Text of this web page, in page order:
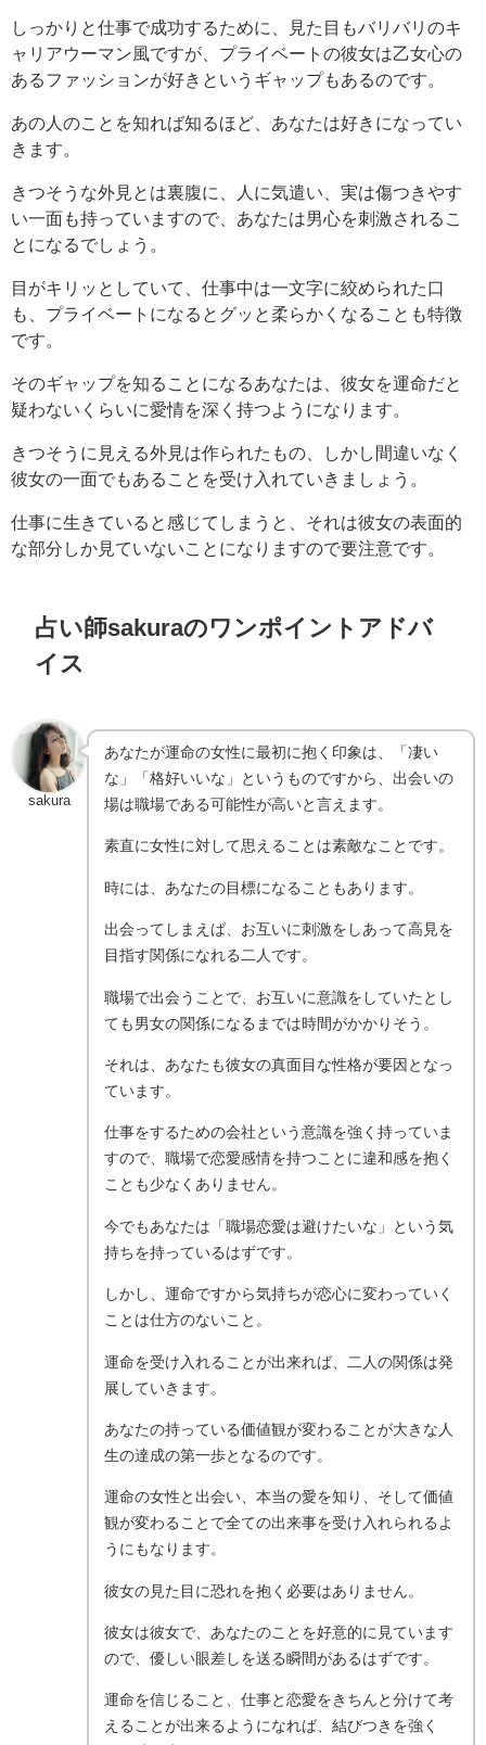
しっかりと仕事で成功するために、見た目もバリバリのキ
ャリアウーマン風ですが、プライベートの彼女は乙女心の
あるファッションが好きというギャップもあるのです。
あの人のことを知れば知るほど、あなたは好きになってい
きます。
きつそうな外見とは裏腹に、人に気遣い、実は傷つきやす
い一面も持っていますので、あなたは男心を刺激されるこ
とになるでしょう。
目がキリッとしていて、仕事中は一文字に絞められた口
も、プライベートになるとグッと柔らかくなることも特徴
です。
そのギャップを知ることになるあなたは、彼女を運命だと
疑わないくらいに愛情を深く持つようになります。
きつそうに見える外見は作られたもの、しかし間違いなく
彼女の一面でもあることを受け入れていきましょう。
仕事に生きていると感じてしまうと、それは彼女の表面的
な部分しか見ていないことになりますので要注意です。
占い師sakuraのワンポイントアドバ
イス
sakura
あなたが運命の女性に最初に抱く印象は、「凄い
な」「格好いいな」というものですから、出会いの
場は職場である可能性が高いと言えます。
素直に女性に対して思えることは素敵なことです。
時には、あなたの目標になることもあります。
出会ってしまえば、お互いに刺激をしあって高見を
目指す関係になれる二人です。
職場で出会うことで、お互いに意識をしていたとし
ても男女の関係になるまでは時間がかかりそう。
それは、あなたも彼女の真面目な性格が要因となっ
ています。
仕事をするための会社という意識を強く持っていま
すので、職場で恋愛感情を持つことに違和感を抱く
ことも少なくありません。
今でもあなたは「職場恋愛は避けたいな」という気
持ちを持っているはずです。
しかし、運命ですから気持ちが恋心に変わっていく
ことは仕方のないこと。
運命を受け入れることが出来れば、二人の関係は発
展していきます。
あなたの持っている価値観が変わることが大きな人
生の達成の第一歩となるのです。
運命の女性と出会い、本当の愛を知り、そして価値
観が変わることで全ての出来事を受け入れられるよ
うにもなります。
彼女の見た目に恐れを抱く必要はありません。
彼女は彼女で、あなたのことを好意的に見ています
ので、優しい眼差しを送る瞬間があるはずです。
運命を信じること、仕事と恋愛をきちんと分けて考
えることが出来るようになれば、結びつきを強く